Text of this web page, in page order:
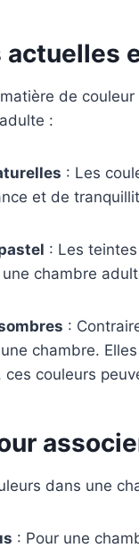
actuelles
de
:
: Les
et de
: Les
chambre
:
chambre.
ces couleurs
dans une
: Pour une